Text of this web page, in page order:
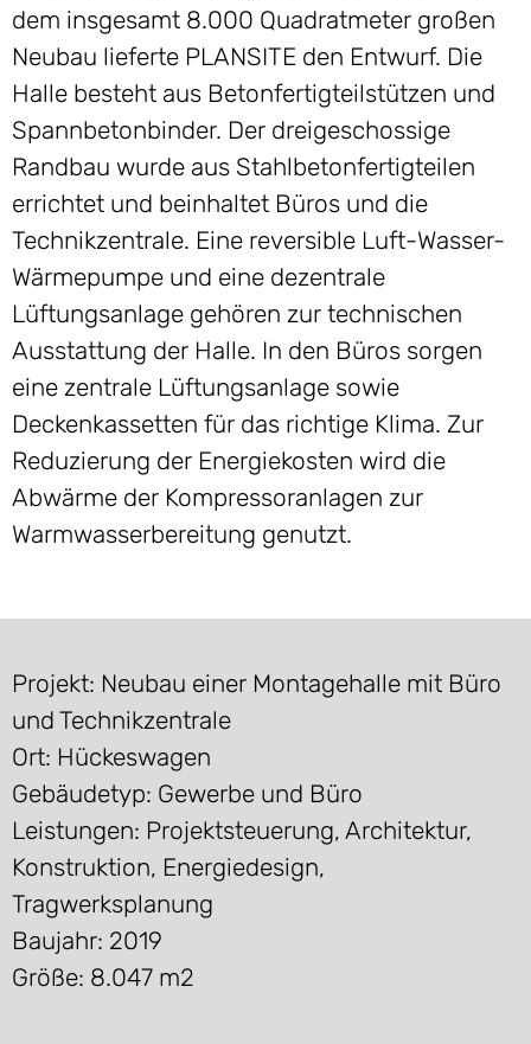
dem insgesamt 8.000 Quadratmeter großen
Neubau lieferte PLANSITE den Entwurf. Die
Halle besteht aus Betonfertigteilstützen und
Spannbetonbinder. Der dreigeschossige
Randbau wurde aus Stahlbetonfertigteilen
errichtet und beinhaltet Büros und die
Technikzentrale. Eine reversible Luft-Wasser-
Wärmepumpe und eine dezentrale
Lüftungsanlage gehören zur technischen
Ausstattung der Halle. In den Büros sorgen
eine zentrale Lüftungsanlage sowie
Deckenkassetten für das richtige Klima. Zur
Reduzierung der Energiekosten wird die
Abwärme der Kompressoranlagen zur
Warmwasserbereitung genutzt.
Projekt: Neubau einer Montagehalle mit Büro
und Technikzentrale
Ort: Hückeswagen
Gebäudetyp: Gewerbe und Büro
Leistungen: Projektsteuerung, Architektur,
Konstruktion, Energiedesign,
Tragwerksplanung
Baujahr: 2019
Größe: 8.047 m2